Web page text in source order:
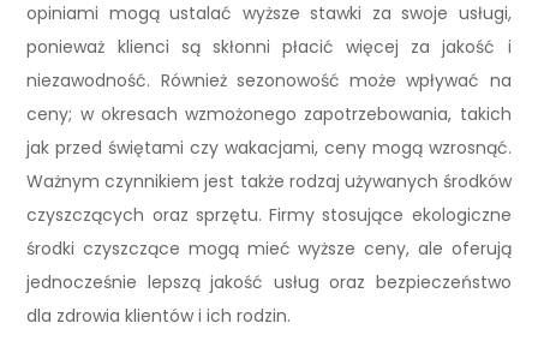
opiniami mogą ustalać wyższe stawki za swoje usługi,
ponieważ klienci są skłonni płacić więcej za jakość i
niezawodność. Również sezonowość może wpływać na
ceny; w okresach wzmożonego zapotrzebowania, takich
jak przed świętami czy wakacjami, ceny mogą wzrosnąć.
Ważnym czynnikiem jest także rodzaj używanych środków
czyszczących oraz sprzętu. Firmy stosujące ekologiczne
środki czyszczące mogą mieć wyższe ceny, ale oferują
jednocześnie lepszą jakość usług oraz bezpieczeństwo
dla zdrowia klientów i ich rodzin.